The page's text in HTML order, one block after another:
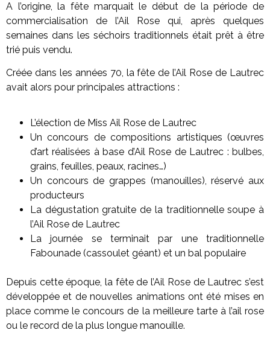
A l’origine, la fête marquait le début de la période de
commercialisation de l’Ail Rose qui, après quelques
semaines dans les séchoirs traditionnels était prêt à être
trié puis vendu.
Créée dans les années 70, la fête de l’Ail Rose de Lautrec
avait alors pour principales attractions :
L’élection de Miss Ail Rose de Lautrec
Un concours de compositions artistiques (œuvres
d’art réalisées à base d’Ail Rose de Lautrec : bulbes,
grains, feuilles, peaux, racines…)
Un concours de grappes (manouilles), réservé aux
producteurs
La dégustation gratuite de la traditionnelle soupe à
l’Ail Rose de Lautrec
La journée se terminait par une traditionnelle
Fabounade (cassoulet géant) et un bal populaire
Depuis cette époque, la fête de l’Ail Rose de Lautrec s’est
développée et de nouvelles animations ont été mises en
place comme le concours de la meilleure tarte à l’ail rose
ou le record de la plus longue manouille.